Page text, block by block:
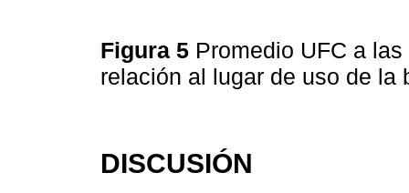
Figura 5 Promedio UFC a
relación al lugar de uso de la
DISCUSIÓN